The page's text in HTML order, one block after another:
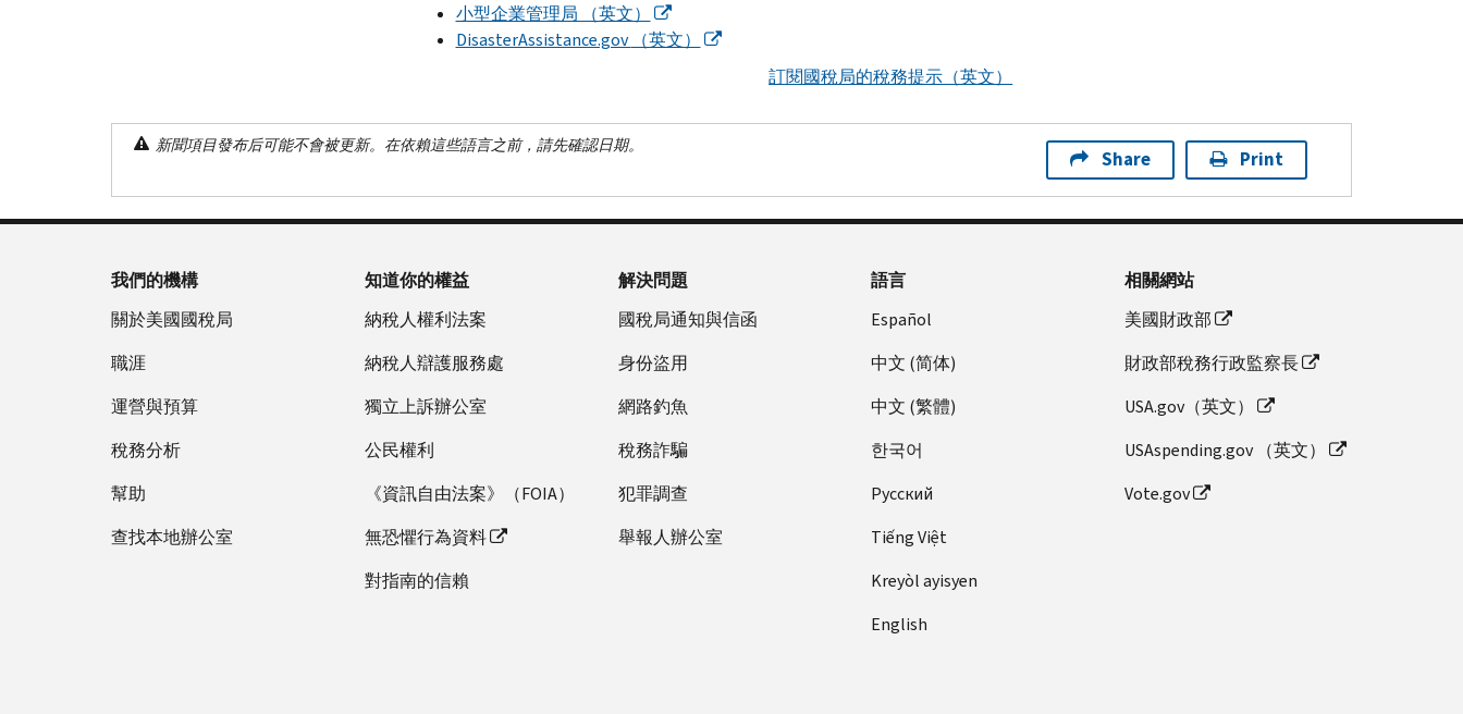
小型企業管理局 （英文）
DisasterAssistance.gov （英文）
訂閱國稅局的稅務提示（英文）
新聞項目發布后可能不會被更新。在依賴這些語言之前，請先確認日期。
Share Print
我們的機構
關於美國國稅局
職涯
運營與預算
稅務分析
幫助
查找本地辦公室
知道你的權益
納稅人權利法案
納稅人辯護服務處
獨立上訴辦公室
公民權利
《資訊自由法案》（FOIA）
無恐懼行為資料
對指南的信賴
解決問題
國稅局通知與信函
身份盜用
網路釣魚
稅務詐騙
犯罪調查
舉報人辦公室
語言
Español
中文 (简体)
中文 (繁體)
한국어
Pусский
Tiếng Việt
Kreyòl ayisyen
English
相關網站
美國財政部
財政部稅務行政監察長
USA.gov（英文）
USAspending.gov （英文）
Vote.gov